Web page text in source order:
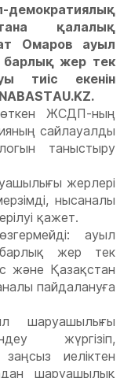
қалалық
Омаров ауыл
жер тек
тиіс екенін
ЖСДП-ның
сайлауалды
таныстыру
жерлері
нысаналы
қажет.
ауыл
жер тек
және Қазақстан
пайдалануға
шаруашылығы
жүргізіп,
иеліктен
шаруашылық